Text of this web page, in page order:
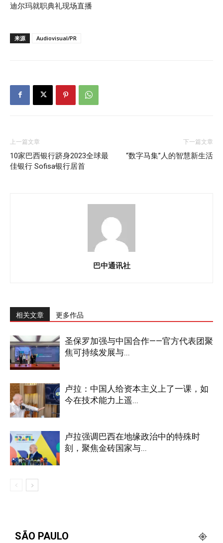
迪尔玛就职典礼现场直播
来源 Audiovisual/PR
上一篇文章
10家巴西银行跻身2023全球最
佳银行 Sofisa银行居首
下一篇文章
“数字马集”人的智慧新生活
巴中通讯社
相关文章 更多作品
圣保罗加强与中国合作——官方代表团聚
焦可持续发展与...
卢拉：中国人给资本主义上了一课，如
今在技术能力上遥...
卢拉强调巴西在地缘政治中的特殊时
刻，聚焦金砖国家与...
SÃO PAULO